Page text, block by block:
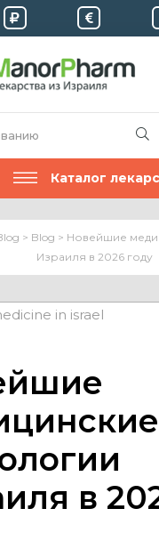
Каталог
> Blog > Новейшие
Израиля в 2026 году
в